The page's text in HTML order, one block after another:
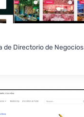
de Directorio de Negocios